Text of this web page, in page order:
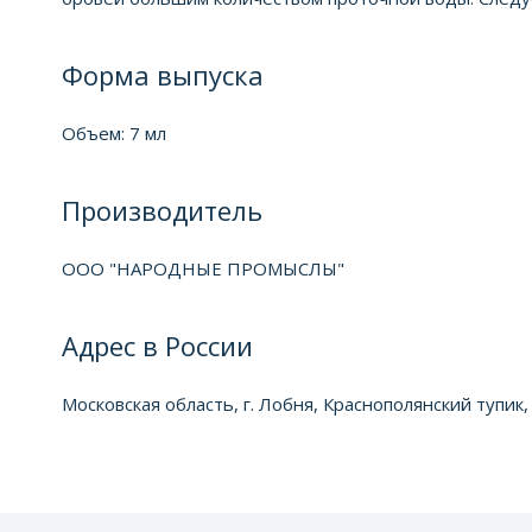
Форма выпуска
Объем: 7 мл
Производитель
ООО "НАРОДНЫЕ ПРОМЫСЛЫ"
Адрес в России
Московская область, г. Лобня, Краснополянский